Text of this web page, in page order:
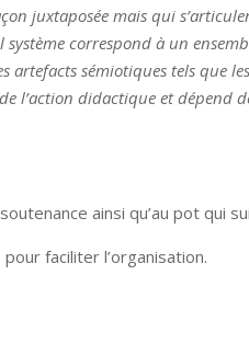
juxtaposée mais qui
correspond à un
artefacts sémiotiques tels que
l’action didactique et dépend
ainsi qu’au pot qui
faciliter l’organisation.